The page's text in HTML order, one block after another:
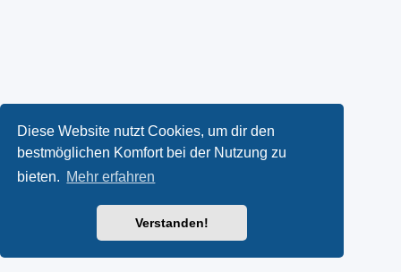
Diese Website nutzt Cookies, um dir den
bestmöglichen Komfort bei der Nutzung zu
bieten. Mehr erfahren
Verstanden!